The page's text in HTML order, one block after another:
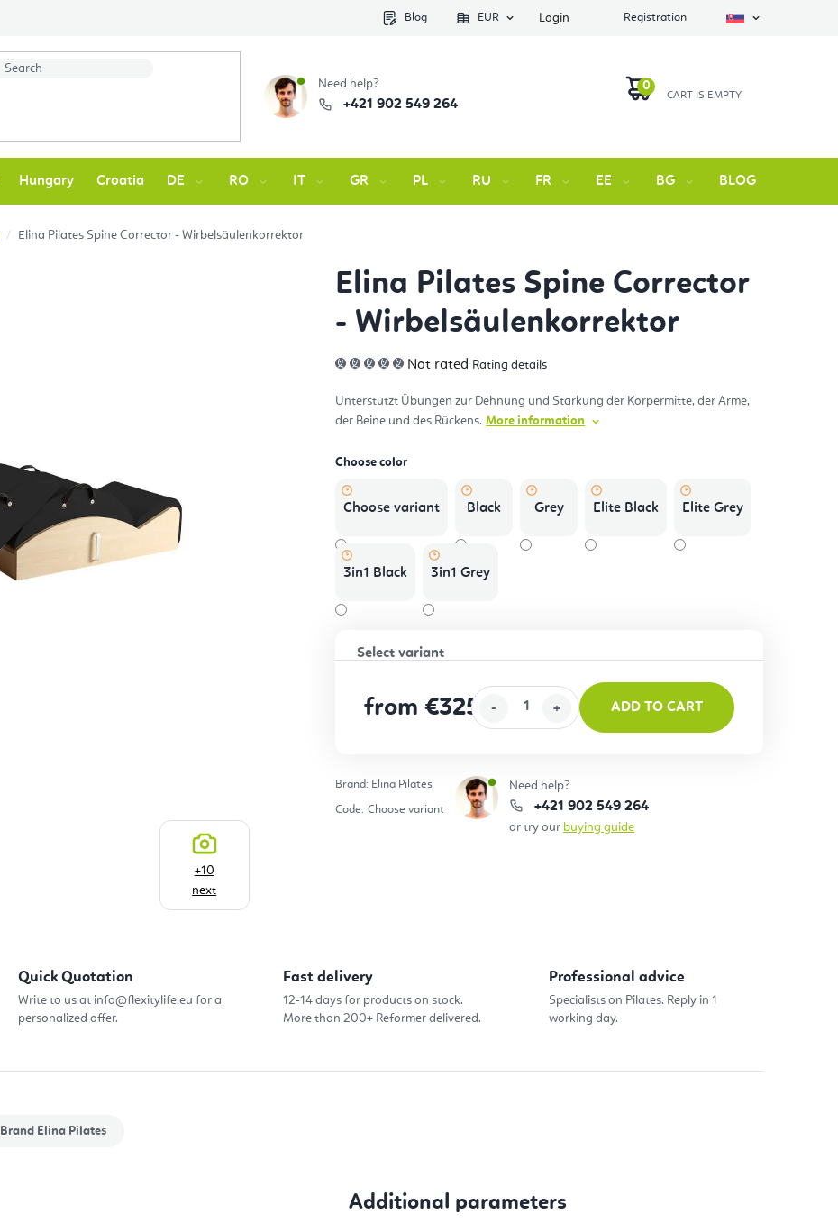
Blog EUR Login Registration
Need help?
+421 902 549 264
CART
Hungary Croatia DE RO IT GR PL RU FR EE BG BLOG
Elina Pilates Spine Corrector - Wirbelsäulenkorrektor
Elina Pilates Spine Corrector
- Wirbelsäulenkorrektor
The
average
rating
is
0,0
out
Not rated Rating details
Unterstützt Übungen zur Dehnung und Stärkung der Körpermitte, der Arme,
der Beine und des Rückens. More information
Choose color
Choose variant Black Grey Elite Black Elite Grey
3in1 Black 3in1 Grey
from€325 ADD TO CART
Brand: Elina Pilates
Code: Choose variant
Need help?
+421 902 549 264
or try our buying guide
+10
next
Quick Quotation
Write to us at info@flexitylife.eu for a
personalized offer.
Fast delivery
12-14 days for products on stock.
More than 200+ Reformer delivered.
Professional advice
Specialists on Pilates. Reply in 1
working day.
Brand Elina Pilates
Additional parameters